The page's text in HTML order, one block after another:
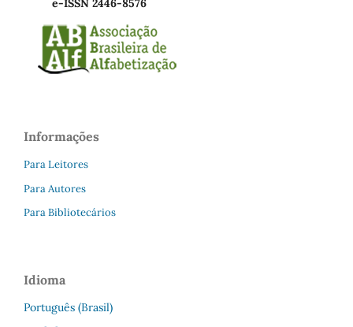
Informações
Para Leitores
Para Autores
Para Bibliotecários
Idioma
Português (Brasil)